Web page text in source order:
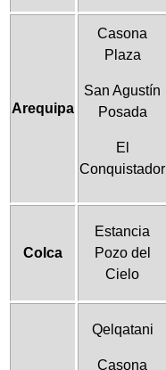
Arequipa
Casona
Plaza
San Agustín
Posada
El
Conquistador
Colca
Estancia
Pozo del
Cielo
Qelqatani
Casona